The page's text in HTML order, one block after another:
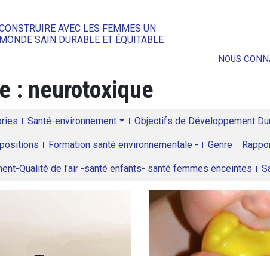
AVEC LES FEMMES UN
MONDE SAIN DURABLE ET ÉQUITABLE
NOUS
: neurotoxique
Santé-environnement Objectifs de Développement
Formation santé environnementale - Genre
Qualité de l'air -santé enfants- santé femmes enceintes